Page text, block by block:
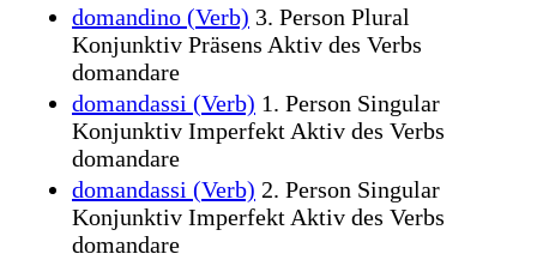
domandino (Verb) 3. Person Plural
Konjunktiv Präsens Aktiv des Verbs
domandare
domandassi (Verb) 1. Person Singular
Konjunktiv Imperfekt Aktiv des Verbs
domandare
domandassi (Verb) 2. Person Singular
Konjunktiv Imperfekt Aktiv des Verbs
domandare